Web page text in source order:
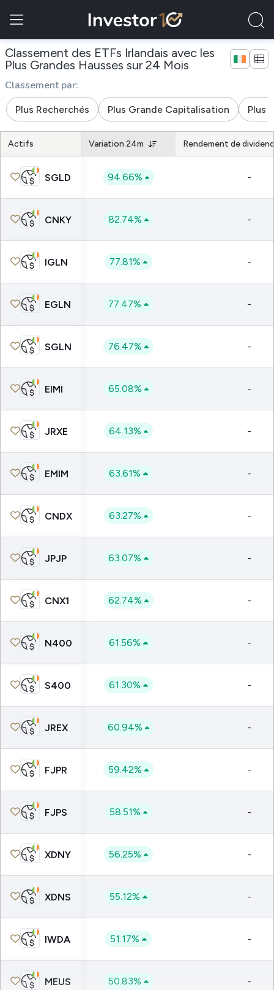
Classement des ETFs Irlandais avec les
Plus Grandes Hausses sur 24 Mois
Classement par:
Plus Recherchés Plus Grande Capitalisation Plus
Actifs Variation 24m Rendement de
SGLD 94.66% -
CNKY 82.74% -
IGLN 77.81% -
EGLN 77.47% -
SGLN 76.47% -
EIMI 65.08% -
JRXE 64.13% -
EMIM 63.61% -
CNDX 63.27% -
JPJP 63.07% -
CNX1 62.74% -
N400 61.56% -
S400 61.30% -
JREX 60.94% -
FJPR 59.42% -
FJPS 58.51% -
XDNY 56.25% -
XDNS 55.12% -
IWDA 51.17% -
MEUS 50.83% -